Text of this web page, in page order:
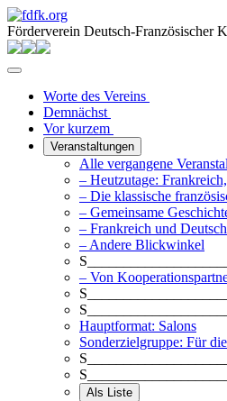
Förderverein Deutsch-Französischer
Worte des Vereins
Demnächst
Vor kurzem
Veranstaltungen
Alle vergangene
– Heutzutage:
– Die klassische
– Gemeinsame
– Frankreich und
– Andere Blickwinkel
– Von
Hauptformat: Salons
Sonderzielgruppe: Für
Als Liste